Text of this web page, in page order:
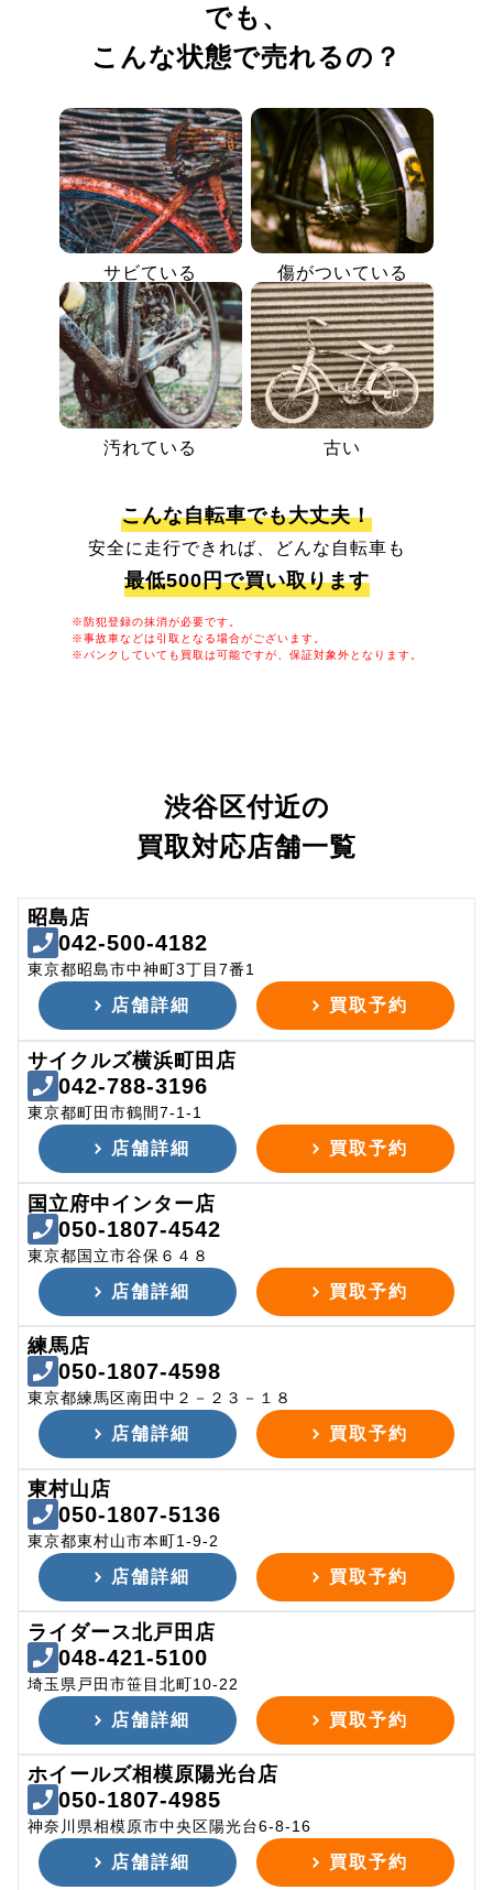
でも、
こんな状態で売れるの？
サビている 傷がついている
汚れている 古い
こんな自転車でも大丈夫！
安全に走行できれば、どんな自転車も
最低500円で買い取ります
※防犯登録の抹消が必要です。
※事故車などは引取となる場合がございます。
※パンクしていても買取は可能ですが、保証対象外となります。
渋谷区付近の
買取対応店舗一覧
昭島店
042-500-4182
東京都昭島市中神町3丁目7番1
店舗詳細 買取予約
サイクルズ横浜町田店
042-788-3196
東京都町田市鶴間7-1-1
店舗詳細 買取予約
国立府中インター店
050-1807-4542
東京都国立市谷保６４８
店舗詳細 買取予約
練馬店
050-1807-4598
東京都練馬区南田中２－２３－１８
店舗詳細 買取予約
東村山店
050-1807-5136
東京都東村山市本町1-9-2
店舗詳細 買取予約
ライダース北戸田店
048-421-5100
埼玉県戸田市笹目北町10-22
店舗詳細 買取予約
ホイールズ相模原陽光台店
050-1807-4985
神奈川県相模原市中央区陽光台6-8-16
店舗詳細 買取予約